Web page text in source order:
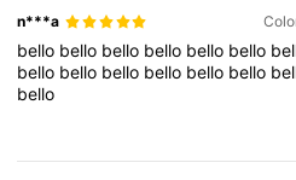
4.83 4.3M Follower
n***a
bello bello bello bello bello bello
bello bello bello bello bello bello
bello